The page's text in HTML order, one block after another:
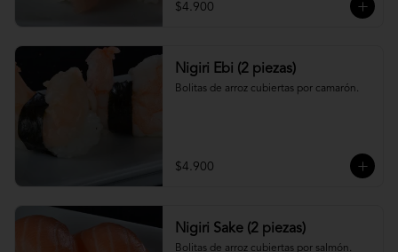
$4.900
Nigiri Ebi (2 piezas)
Bolitas de arroz cubiertas por camarón.
$4.900
Nigiri Sake (2 piezas)
Bolitas de arroz cubiertas por salmón.